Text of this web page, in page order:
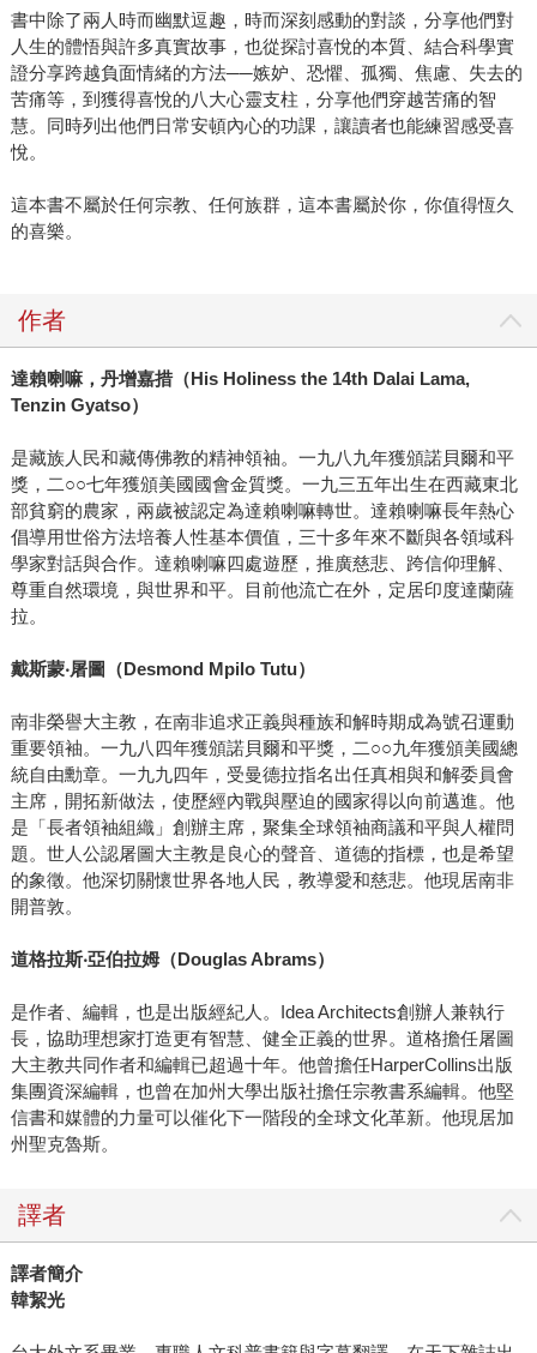
書中除了兩人時而幽默逗趣，時而深刻感動的對談，分享他們對
人生的體悟與許多真實故事，也從探討喜悅的本質、結合科學實
證分享跨越負面情緒的方法──嫉妒、恐懼、孤獨、焦慮、失去的
苦痛等，到獲得喜悅的八大心靈支柱，分享他們穿越苦痛的智
慧。同時列出他們日常安頓內心的功課，讓讀者也能練習感受喜
悅。
這本書不屬於任何宗教、任何族群，這本書屬於你，你值得恆久
的喜樂。
作者
達賴喇嘛，丹增嘉措（His Holiness the 14th Dalai Lama,
Tenzin Gyatso）
是藏族人民和藏傳佛教的精神領袖。一九八九年獲頒諾貝爾和平
獎，二○○七年獲頒美國國會金質獎。一九三五年出生在西藏東北
部貧窮的農家，兩歲被認定為達賴喇嘛轉世。達賴喇嘛長年熱心
倡導用世俗方法培養人性基本價值，三十多年來不斷與各領域科
學家對話與合作。達賴喇嘛四處遊歷，推廣慈悲、跨信仰理解、
尊重自然環境，與世界和平。目前他流亡在外，定居印度達蘭薩
拉。
戴斯蒙‧屠圖（Desmond Mpilo Tutu）
南非榮譽大主教，在南非追求正義與種族和解時期成為號召運動
重要領袖。一九八四年獲頒諾貝爾和平獎，二○○九年獲頒美國總
統自由勳章。一九九四年，受曼德拉指名出任真相與和解委員會
主席，開拓新做法，使歷經內戰與壓迫的國家得以向前邁進。他
是「長者領袖組織」創辦主席，聚集全球領袖商議和平與人權問
題。世人公認屠圖大主教是良心的聲音、道德的指標，也是希望
的象徵。他深切關懷世界各地人民，教導愛和慈悲。他現居南非
開普敦。
道格拉斯‧亞伯拉姆（Douglas Abrams）
是作者、編輯，也是出版經紀人。Idea Architects創辦人兼執行
長，協助理想家打造更有智慧、健全正義的世界。道格擔任屠圖
大主教共同作者和編輯已超過十年。他曾擔任HarperCollins出版
集團資深編輯，也曾在加州大學出版社擔任宗教書系編輯。他堅
信書和媒體的力量可以催化下一階段的全球文化革新。他現居加
州聖克魯斯。
譯者
譯者簡介
韓絜光